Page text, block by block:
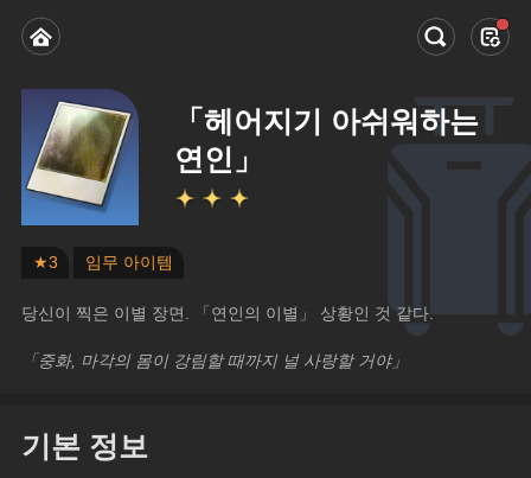
「헤어지기 아쉬워하는
연인」
★3 임무 아이템
당신이 찍은 이별 장면. 「연인의 이별」 상황인 것 같다.
「중화, 마각의 몸이 강림할 때까지 널 사랑할 거야」
기본 정보